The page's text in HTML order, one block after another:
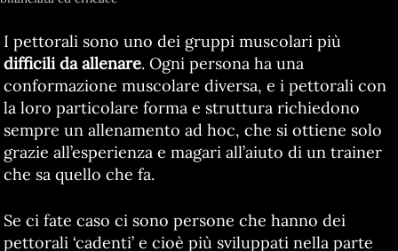
I pettorali sono uno dei gruppi muscolari più
difficili da allenare. Ogni persona ha una
conformazione muscolare diversa, e i pettorali con
la loro particolare forma e struttura richiedono
sempre un allenamento ad hoc, che si ottiene solo
grazie all’esperienza e magari all’aiuto di un trainer
che sa quello che fa.
Se ci fate caso ci sono persone che hanno dei
pettorali ‘cadenti’ e cioè più sviluppati nella parte